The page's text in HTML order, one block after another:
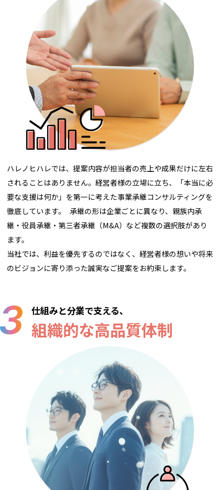
ハレノヒハレでは、提案内容が担当者の売上や成果だけに左右
されることはありません。経営者様の立場に立ち、「本当に必
要な支援は何か」を第一に考えた事業承継コンサルティングを
徹底しています。 承継の形は企業ごとに異なり、親族内承
継・役員承継・第三者承継（M&A）など複数の選択肢があり
ます。
当社では、利益を優先するのではなく、経営者様の想いや将来
のビジョンに寄り添った誠実なご提案をお約束します。
仕組みと分業で支える、
組織的な高品質体制